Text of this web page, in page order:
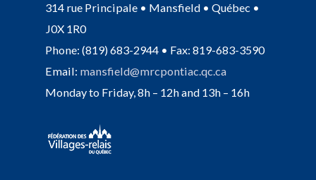
314 rue Principale • Mansfield • Québec •
J0X 1R0
Phone: (819) 683-2944 • Fax: 819-683-3590
Email: mansfield@mrcpontiac.qc.ca
Monday to Friday, 8h – 12h and 13h – 16h